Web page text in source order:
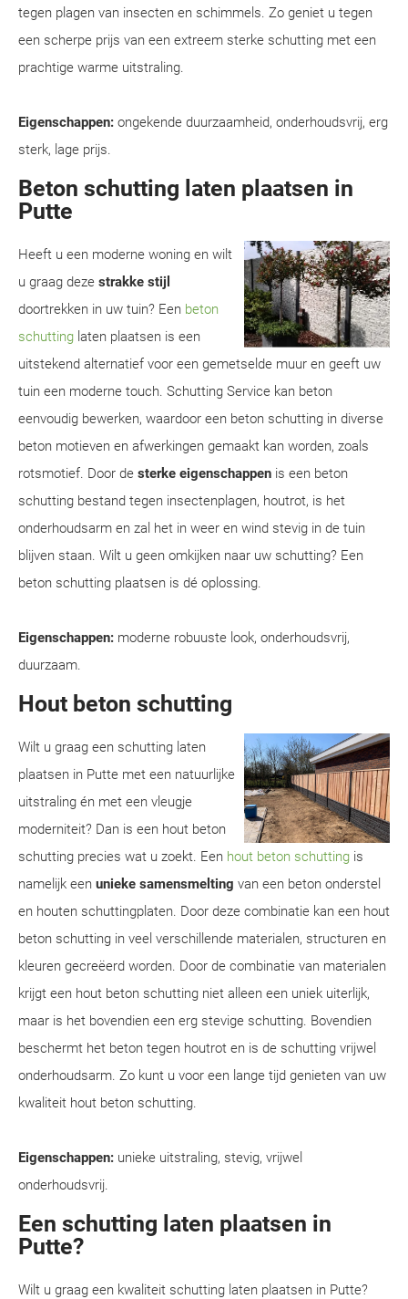
tegen plagen van insecten en schimmels. Zo geniet u tegen
een scherpe prijs van een extreem sterke schutting met een
prachtige warme uitstraling.
Eigenschappen: ongekende duurzaamheid, onderhoudsvrij, erg
sterk, lage prijs.
Beton schutting laten plaatsen in
Putte
Heeft u een moderne woning en wilt
u graag deze strakke stijl
doortrekken in uw tuin? Een beton
schutting laten plaatsen is een
uitstekend alternatief voor een gemetselde muur en geeft uw
tuin een moderne touch. Schutting Service kan beton
eenvoudig bewerken, waardoor een beton schutting in diverse
beton motieven en afwerkingen gemaakt kan worden, zoals
rotsmotief. Door de sterke eigenschappen is een beton
schutting bestand tegen insectenplagen, houtrot, is het
onderhoudsarm en zal het in weer en wind stevig in de tuin
blijven staan. Wilt u geen omkijken naar uw schutting? Een
beton schutting plaatsen is dé oplossing.
Eigenschappen: moderne robuuste look, onderhoudsvrij,
duurzaam.
Hout beton schutting
Wilt u graag een schutting laten
plaatsen in Putte met een natuurlijke
uitstraling én met een vleugje
moderniteit? Dan is een hout beton
schutting precies wat u zoekt. Een hout beton schutting is
namelijk een unieke samensmelting van een beton onderstel
en houten schuttingplaten. Door deze combinatie kan een hout
beton schutting in veel verschillende materialen, structuren en
kleuren gecreëerd worden. Door de combinatie van materialen
krijgt een hout beton schutting niet alleen een uniek uiterlijk,
maar is het bovendien een erg stevige schutting. Bovendien
beschermt het beton tegen houtrot en is de schutting vrijwel
onderhoudsarm. Zo kunt u voor een lange tijd genieten van uw
kwaliteit hout beton schutting.
Eigenschappen: unieke uitstraling, stevig, vrijwel
onderhoudsvrij.
Een schutting laten plaatsen in
Putte?
Wilt u graag een kwaliteit schutting laten plaatsen in Putte?